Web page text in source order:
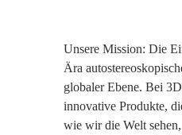
Unsere Mission: Die
Ära
globaler Ebene. Bei
innovative Produkte,
wie wir die Welt